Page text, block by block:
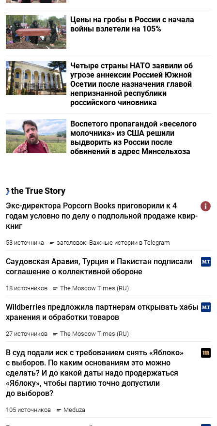
Цены на гробы в России с начала
войны взлетели на 105%
Четыре страны НАТО заявили об
угрозе аннексии Россией Южной
Осетии после назначения главой
непризнанной республики
российского чиновника
Воспетого пропагандой «веселого
молочника» из США решили
выдворить из России после
обвинений в адрес Минсельхоза